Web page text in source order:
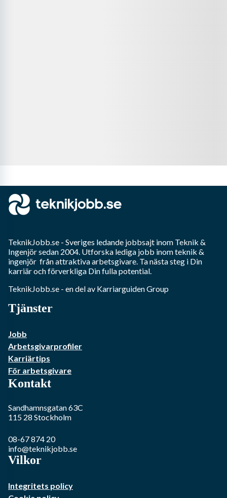
TeknikJobb.se - Sveriges ledande jobbsajt inom Teknik &
Ingenjörsedan 2004. Utforska lediga jobb inomteknik &
ingenjör från attraktiva arbetsgivare. Ta nästa steg i Din
karriär och förverkliga Din fulla potential.
TeknikJobb.se - en del av Karriarguiden Group
Tjänster
Jobb
Arbetsgivarprofiler
Karriärtips
För arbetsgivare
Kontakt
Sandhamnsgatan 63C
115 28 Stockholm
08-67 874 20
info@teknikjobb.se
Vilkor
Integritets policy